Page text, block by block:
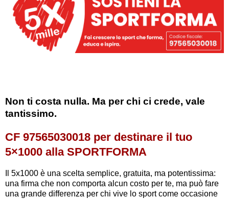
Non ti costa nulla. Ma per chi ci crede, vale
tantissimo.
CF 97565030018 per destinare il tuo
5×1000 alla SPORTFORMA
Il 5x1000 è una scelta semplice, gratuita, ma potentissima:
una firma che non comporta alcun costo per te, ma può fare
una grande differenza per chi vive lo sport come occasione